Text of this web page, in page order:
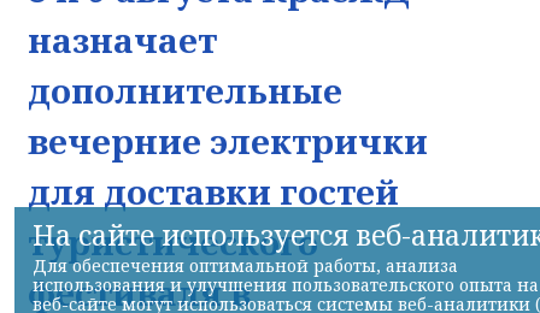
назначает
дополнительные
вечерние электрички
для доставки гостей
туристического
фестиваля в
На сайте используется веб-
Для обеспечения оптимальной работы, анализа
использования и улучшения пользовательского опыта на
веб-сайте могут использоваться системы веб-аналитики